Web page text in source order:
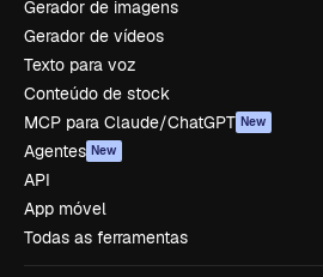
Gerador de imagens
Gerador de vídeos
Texto para voz
Conteúdo de stock
MCP para Claude/ChatGPT New
Agentes New
API
App móvel
Todas as ferramentas